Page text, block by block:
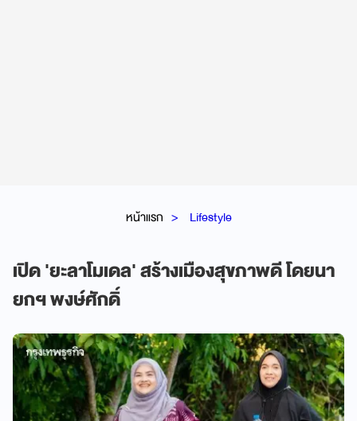
หน้าแรก Lifestyle
เปิด 'ยะลาโมเดล' สร้างเมืองสุขภาพดี โดยนา
ยกฯ พงษ์ศักดิ์